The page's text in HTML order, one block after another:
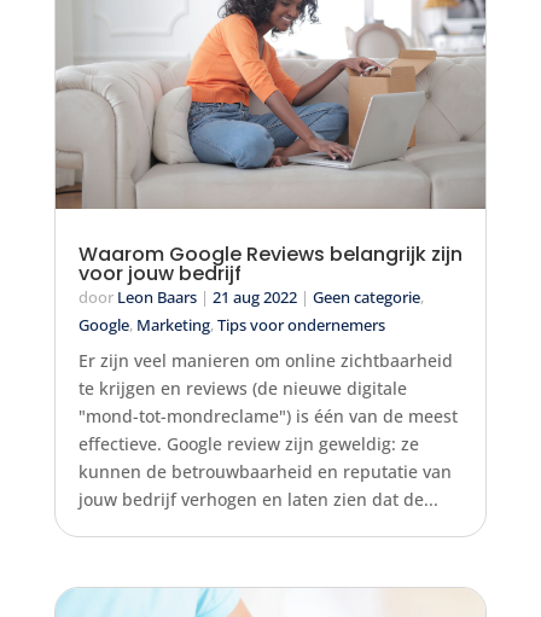
Waarom Google Reviews belangrijk zijn
voor jouw bedrijf
door Leon Baars| 21 aug 2022| Geen categorie,
Google, Marketing,Tips voor ondernemers
Er zijn veel manieren om online zichtbaarheid
te krijgen en reviews (de nieuwe digitale
"mond-tot-mondreclame") is één van de meest
effectieve. Google review zijn geweldig: ze
kunnen de betrouwbaarheid en reputatie van
jouw bedrijf verhogen en laten zien dat de...